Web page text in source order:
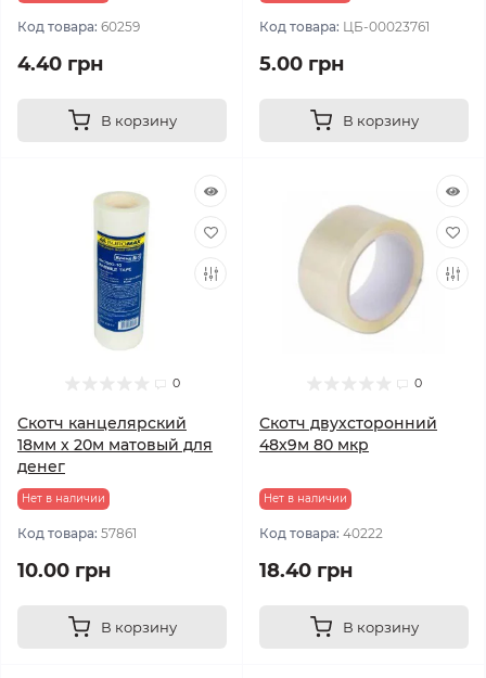
Код товара: 60259
4.40 грн
В корзину
Код товара: ЦБ-00023761
5.00 грн
В корзину
0
Скотч канцелярский
18мм х 20м матовый для
денег
Нет в наличии
Код товара: 57861
10.00 грн
В корзину
0
Скотч двухсторонний
48х9м 80 мкр
Нет в наличии
Код товара: 40222
18.40 грн
В корзину